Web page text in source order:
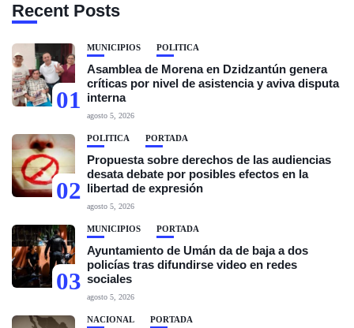
Recent Posts
01
MUNICIPIOS POLÍTICA
Asamblea de Morena en Dzidzantún genera
críticas por nivel de asistencia y aviva disputa
interna
agosto 5, 2026
02
POLÍTICA PORTADA
Propuesta sobre derechos de las audiencias
desata debate por posibles efectos en la
libertad de expresión
agosto 5, 2026
03
MUNICIPIOS PORTADA
Ayuntamiento de Umán da de baja a dos
policías tras difundirse video en redes
sociales
agosto 5, 2026
NACIONAL PORTADA